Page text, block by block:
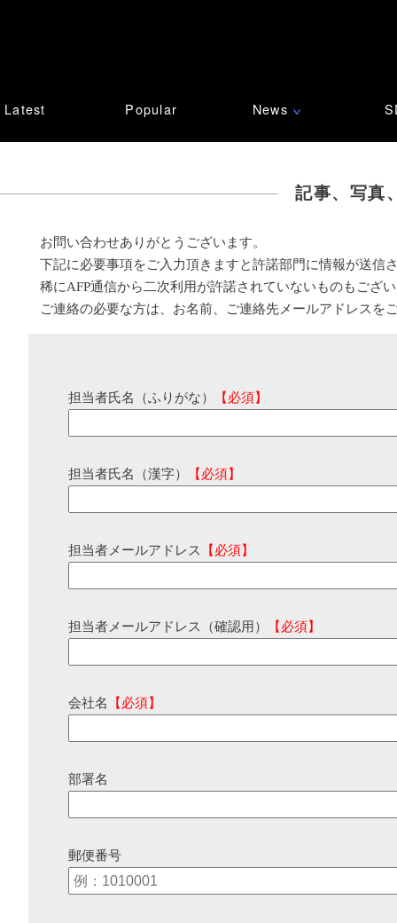
Latest Popular News ∨
記事、写真
お問い合わせありがとうございます。
下記に必要事項をご入力頂きますと許諾部門に情報が送信
稀にAFP通信から二次利用が許諾されていないものもござ
ご連絡の必要な方は、お名前、ご連絡先メールアドレスを
担当者氏名（ふりがな） 【必須】
担当者氏名（漢字） 【必須】
担当者メールアドレス 【必須】
担当者メールアドレス（確認用） 【必須】
会社名 【必須】
部署名
郵便番号